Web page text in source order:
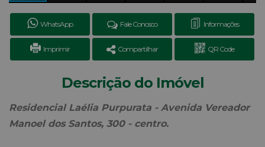
WhatsApp Fale Conosco Informações
Imprimir Compartilhar QR Code
Descrição do Imóvel
Residencial Laélia Purpurata - Avenida Vereador
Manoel dos Santos, 300 - centro.